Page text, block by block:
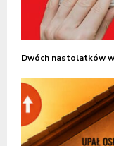
Dwóch nastolatków